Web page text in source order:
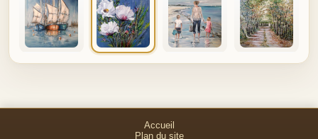
Accueil
Plan du site